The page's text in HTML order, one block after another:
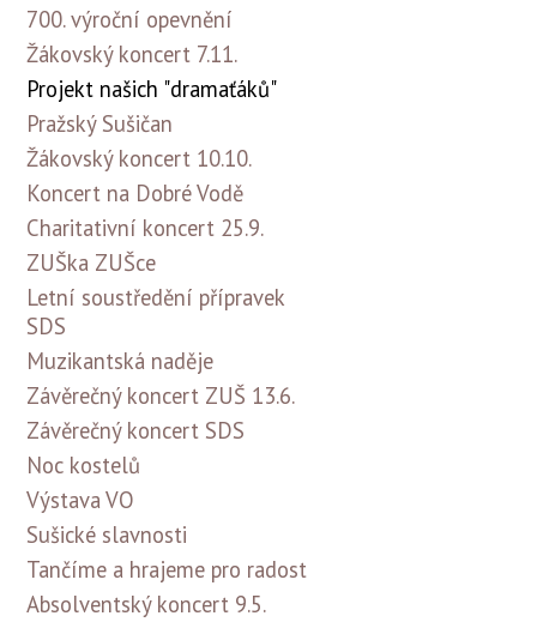
700. výroční opevnění
Žákovský koncert 7.11.
Projekt našich "dramaťáků"
Pražský Sušičan
Žákovský koncert 10.10.
Koncert na Dobré Vodě
Charitativní koncert 25.9.
ZUŠka ZUŠce
Letní soustředění přípravek
SDS
Muzikantská naděje
Závěrečný koncert ZUŠ 13.6.
Závěrečný koncert SDS
Noc kostelů
Výstava VO
Sušické slavnosti
Tančíme a hrajeme pro radost
Absolventský koncert 9.5.